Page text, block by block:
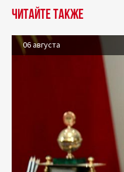
Читайте также
06 августа